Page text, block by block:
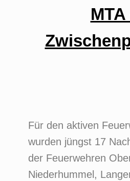
MTA
Für den aktiven
wurden jüngst 17
der Feuerwehren
Niederhummel,